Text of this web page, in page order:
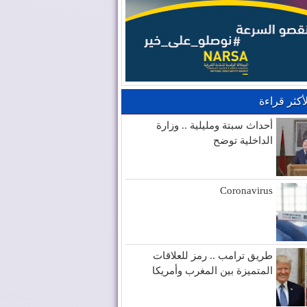
قراءة
أحداث سبتة ومليلية .. وزارة
الداخلية توضح
Coronavirus
طريق ترامب .. رمز للعلاقات
المتميزة بين المغرب وأمريكا